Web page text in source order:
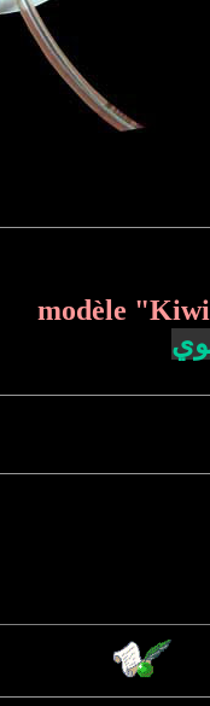
modèle "Kiwi